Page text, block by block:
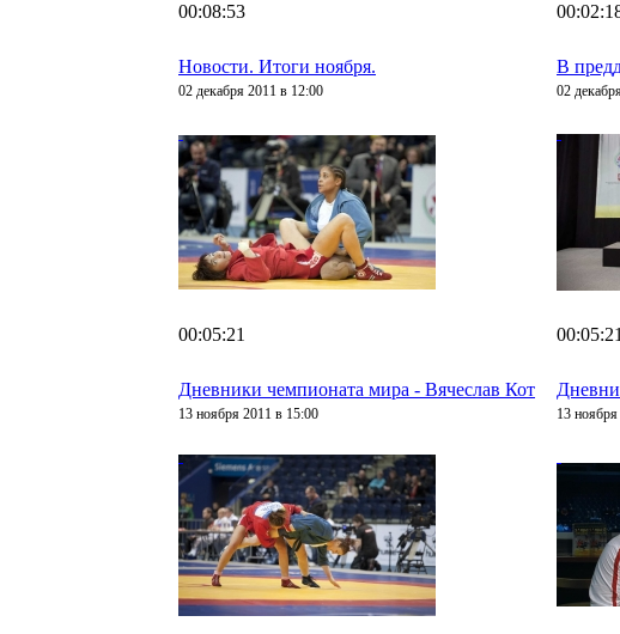
00:08:53
Новости. Итоги ноября.
02 декабря 2011 в 12:00
В
02
00:05:21
Дневники чемпионата мира - Вячеслав Кот
13 ноября 2011 в 15:00 13